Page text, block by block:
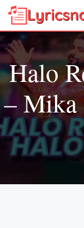
Skip
content
Halo
– Mika